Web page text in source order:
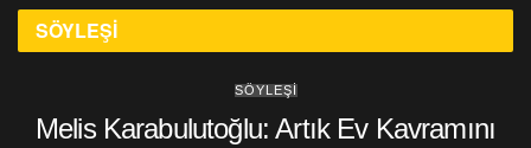
SÖYLEŞİ
SÖYLEŞİ
Melis Karabulutoğlu: Artık Ev Kavramını